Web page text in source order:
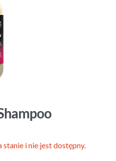
stanie i nie jest dostępny.